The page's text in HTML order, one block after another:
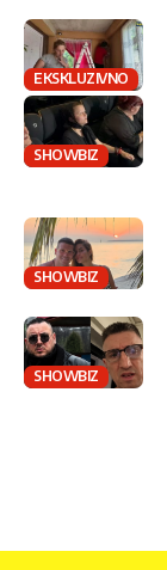
EKSKLUZIVNO
SHOWBIZ
SHOWBIZ
SHOWBIZ